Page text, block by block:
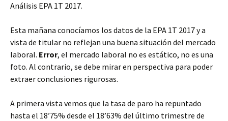
Análisis EPA 1T 2017.
Esta mañana conocíamos los datos de la EPA 1T 2017 y a
vista de titular no reflejan una buena situación del mercado
laboral. Error, el mercado laboral no es estático, no es una
foto. Al contrario, se debe mirar en perspectiva para poder
extraer conclusiones rigurosas.
A primera vista vemos que la tasa de paro ha repuntado
hasta el 18’75% desde el 18’63% del último trimestre de